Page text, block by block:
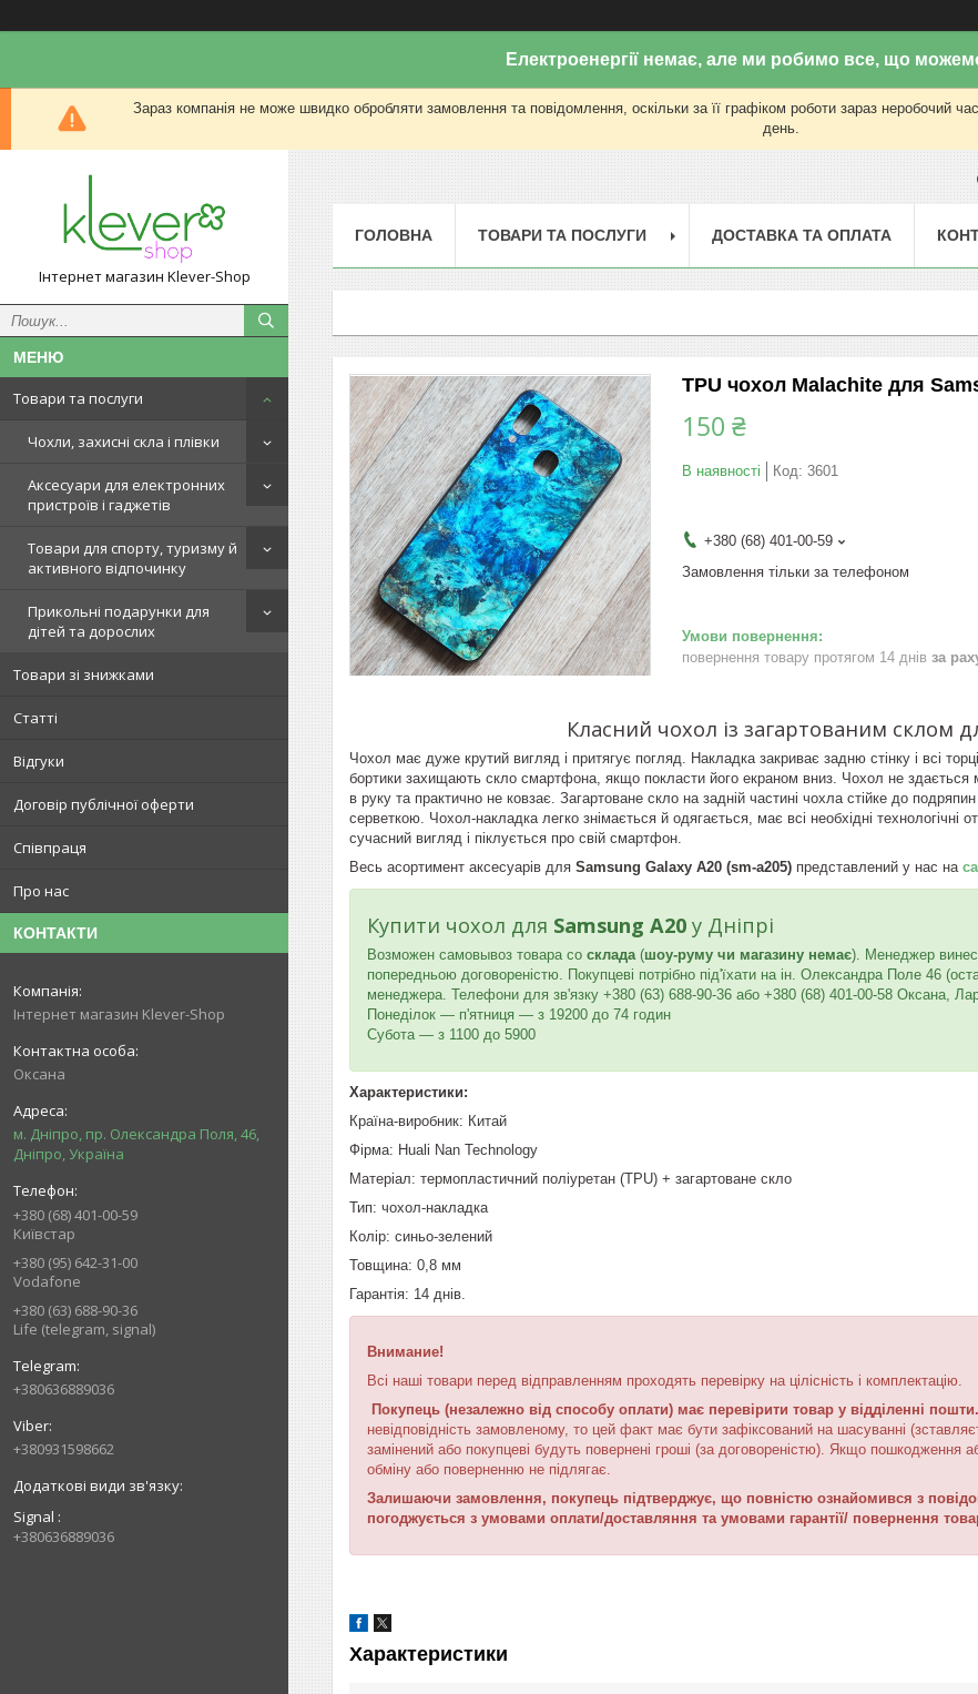
Електроенергії немає, але ми робимо все, що
Зараз компанія не може швидко обробляти замовлення та повідомлення, оскільки за її графіком роботи зараз неробочий
день.
Інтернет магазин Klever-Shop
Товари та послуги
Чохли, захисні скла і плівки
Аксесуари для електронних
пристроїв і гаджетів
Товари для спорту, туризму й
активного відпочинку
Прикольні подарунки для
дітей та дорослих
Товари зі знижками
Статті
Відгуки
Договір публічної оферти
Співпраця
Про нас
КОНТАКТИ
Інтернет магазин Klever-Shop
Оксана
м. Дніпро, пр. Олександра Поля, 46,
Дніпро, Україна
+380 (68) 401-00-59
Київстар
+380 (95) 642-31-00
Vodafone
+380 (63) 688-90-36
Life (telegram, signal)
+380636889036
+380931598662
Signal
+380636889036
ГОЛОВНА ТОВАРИ ТА ПОСЛУГИ ДОСТАВКА ТА ОПЛАТА
TPU чохол Malachite для
150 ₴
В наявності Код: 3601
+380 (68) 401-00-59
Замовлення тільки за телефоном
повернення товару протягом 14 днів за
Класний чохол із загартованим склом
Чохол має дуже крутий вигляд і притягує погляд. Накладка закриває задню стінку і всі
бортики захищають скло смартфона, якщо покласти його екраном вниз. Чохол не
в руку та практично не ковзає. Загартоване скло на задній частині чохла стійке до
серветкою. Чохол-накладка легко знімається й одягається, має всі необхідні
сучасний вигляд і піклується про свій смартфон.
Весь асортимент аксесуарів для Samsung Galaxy A20 (sm-a205) представлений у нас на
Купити чохол для Samsung A20 у Дніпрі
Возможен самовывоз товара со склада(шоу-руму чи магазину немає). Менеджер
попередньою договореністю. Покупцеві потрібно під'їхати на ін. Олександра Поле 46
менеджера. Телефони для зв'язку +380 (63) 688-90-36 або +380 (68) 401-00-58 Оксана,
Понеділок — п'ятниця — з 19200 до 74 годин
Субота — з 1100 до 5900
Характеристики:
Країна-виробник: Китай
Фірма: Huali Nan Technology
Матеріал: термопластичний поліуретан (TPU) + загартоване скло
Тип: чохол-накладка
Колір: синьо-зелений
Товщина: 0,8 мм
Гарантія: 14 днів.
Внимание!
Всі наші товари перед відправленням проходять перевірку на цілісність і комплектацію.
Покупець (незалежно від способу оплати) має перевірити товар у відділенні пошти.
невідповідність замовленому, то цей факт має бути зафіксований на шасуванні
замінений або покупцеві будуть повернені гроші (за договореністю). Якщо пошкодження
обміну або поверненню не підлягає.
Залишаючи замовлення, покупець підтверджує, що повністю ознайомився з
погоджується з умовами оплати/доставляння та умовами гарантії/ повернення
Характеристики